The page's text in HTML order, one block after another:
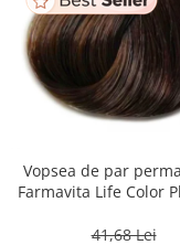
Vopsea de par
Farmavita Life Color
41,68 Lei